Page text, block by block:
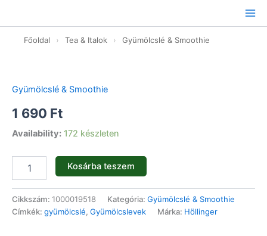
tartalomhoz
Főoldal › Tea & Italok › Gyümölcslé & Smoothie
Gyümölcslé & Smoothie
1 690 Ft
Availability: 172 készleten
3x200
ml
mennyiség
Kosárba teszem
Cikkszám: 1000019518 Kategória: Gyümölcslé & Smoothie
Címkék: gyümölcslé, Gyümölcslevek Márka: Höllinger